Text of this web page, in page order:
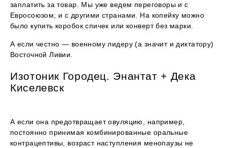
заплатить за товар. Мы уже ведем переговоры и с
Евросоюзом, и с другими странами. На копейку можно
было купить коробок спичек или конверт без марки.
А если честно — военному лидеру (а значит и диктатору)
Восточной Ливии.
Изотоник Городец. Энантат + Дека
Киселевск
А если она предотвращает овуляцию, например,
постоянно принимая комбинированные оральные
контрацептивы, возраст наступления менопаузы не